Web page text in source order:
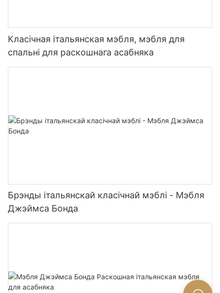
Класічная італьянская мэбля, мэбля для
спальні для раскошнага асабняка
Брэнды італьянскай класічнай мэблі - Мэбля
Джэймса Бонда